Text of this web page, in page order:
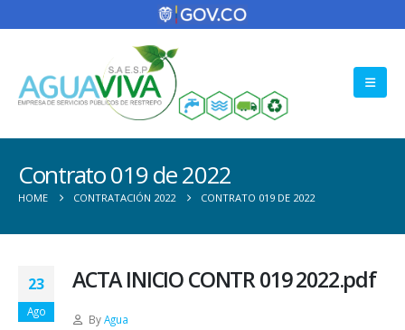
Contrato 019 de 2022
HOME CONTRATACIÓN 2022 CONTRATO 019 DE 2022
23
Ago
ACTA INICIO CONTR 019 2022.pdf
ByAgua